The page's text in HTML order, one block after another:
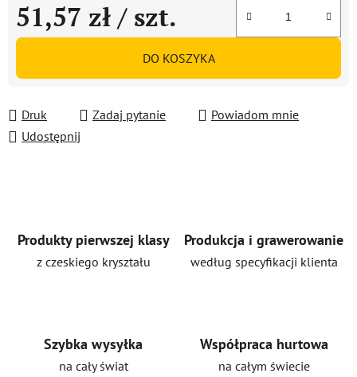
51,57 zł / szt.
Cena jednostkowa:
DO KOSZYKA
Druk Zadaj pytanie
Powiadom mnie
Udostępnij
Produkty pierwszej klasy
z czeskiego kryształu
Produkcja i grawerowanie
według specyfikacji klienta
Szybka wysyłka
na cały świat
Współpraca hurtowa
na całym świecie